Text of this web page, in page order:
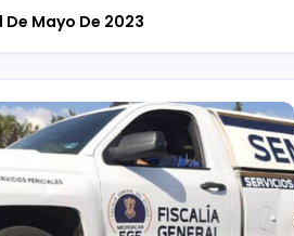
De Mayo De 2023